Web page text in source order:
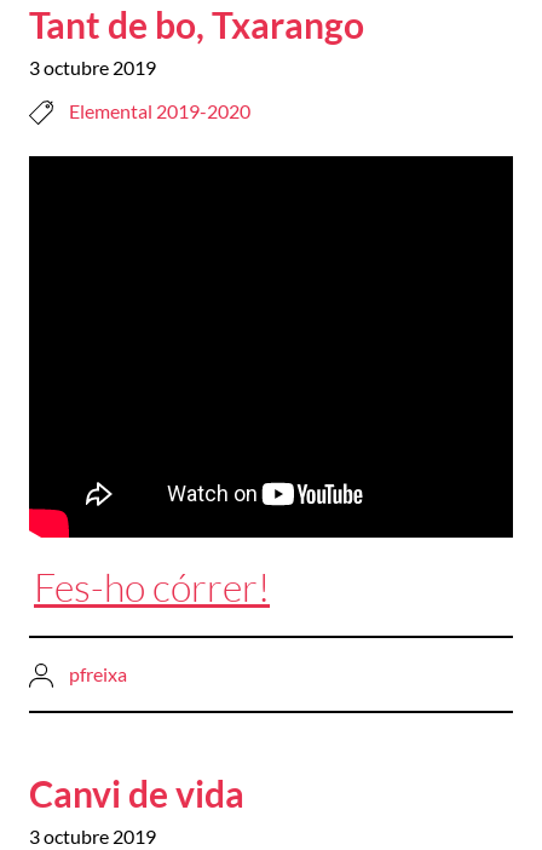
Tant de bo, Txarango
3 octubre 2019
Elemental 2019-2020
Fes-ho córrer!
pfreixa
Canvi de vida
3 octubre 2019